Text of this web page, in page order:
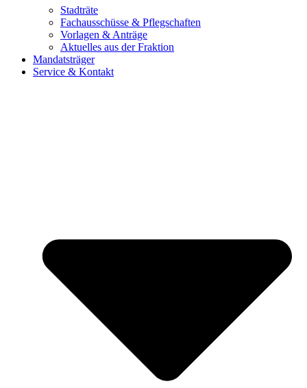
Stadträte
Fachausschüsse & Pflegschaften
Vorlagen & Anträge
Aktuelles aus der Fraktion
Mandatsträger
Service & Kontakt